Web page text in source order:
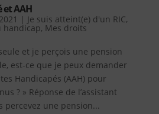
et AAH
| Je suis atteint(e) d'un RIC,
handicap, Mes droits
et je perçois une pension
est-ce que je peux demander
Handicapés (AAH) pour
? » Réponse de l’assistant
percevez une pension...